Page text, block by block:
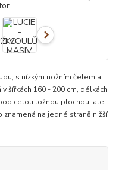
s nízkým nožním čelem a
šířkách 160 - 200 cm, délkách
celou ložnou plochou, ale
znamená na jedné straně nižší